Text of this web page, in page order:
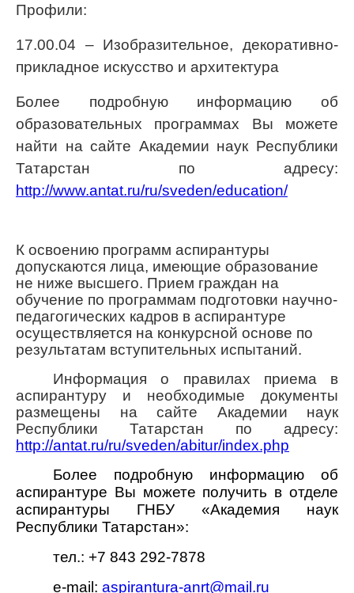
Профили:
17.00.04 – Изобразительное, декоративно-
прикладное искусство и архитектура
Более подробную информацию об
образовательных программах Вы можете
найти на сайте Академии наук Республики
Татарстан по адресу:
http://www.antat.ru/ru/sveden/education/
К освоению программ аспирантуры
допускаются лица, имеющие образование
не ниже высшего. Прием граждан на
обучение по программам подготовки научно-
педагогических кадров в аспирантуре
осуществляется на конкурсной основе по
результатам вступительных испытаний.
Информация о правилах приема в
аспирантуру и необходимые документы
размещены на сайте Академии наук
Республики Татарстан по адресу:
http://antat.ru/ru/sveden/abitur/index.php
Более подробную информацию об
аспирантуре Вы можете получить в отделе
аспирантуры ГНБУ «Академия наук
Республики Татарстан»:
тел.: +7 843 292-7878
e-mail:aspirantura-anrt@mail.ru